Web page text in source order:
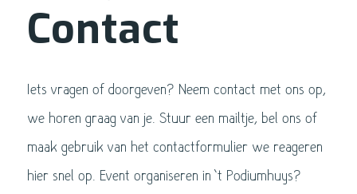
Contact
Iets vragen of doorgeven? Neem contact met ons op,
we horen graag van je. Stuur een mailtje, bel ons of
maak gebruik van het contactformulier we reageren
hier snel op. Event organiseren in ’t Podiumhuys?